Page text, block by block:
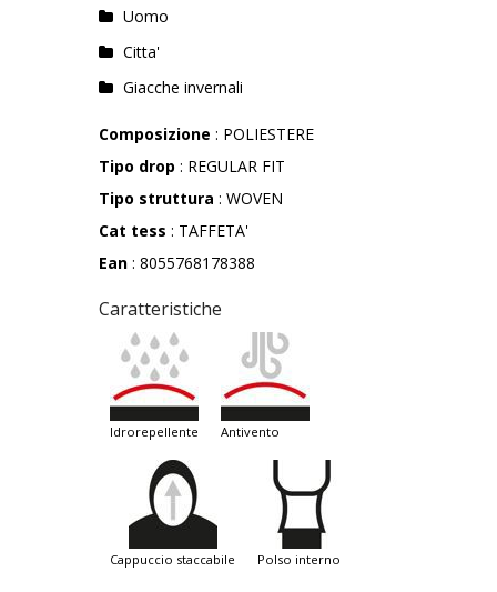
Uomo
Citta'
Giacche invernali
Composizione : POLIESTERE
Tipo drop : REGULAR FIT
Tipo struttura : WOVEN
Cat tess : TAFFETA'
Ean : 8055768178388
Caratteristiche
idrorepellente antivento
cappuccio staccabile polso interno